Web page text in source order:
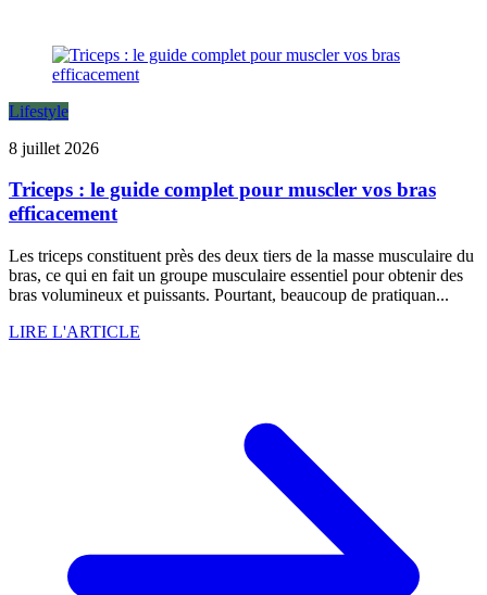
Lifestyle
8 juillet 2026
Triceps : le guide complet pour muscler vos bras
efficacement
Les triceps constituent près des deux tiers de la masse musculaire du
bras, ce qui en fait un groupe musculaire essentiel pour obtenir des
bras volumineux et puissants. Pourtant, beaucoup de pratiquan...
LIRE L'ARTICLE